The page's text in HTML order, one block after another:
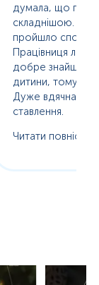
думала, що
складнішою.
пройшло
Працівниця
добре знайшла
дитини, тому без
Дуже вдячна за
ставлення.
Читати повністю...